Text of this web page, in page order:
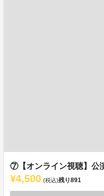
⑦【オンライン視聴】公
¥4,500 (税込)残り891